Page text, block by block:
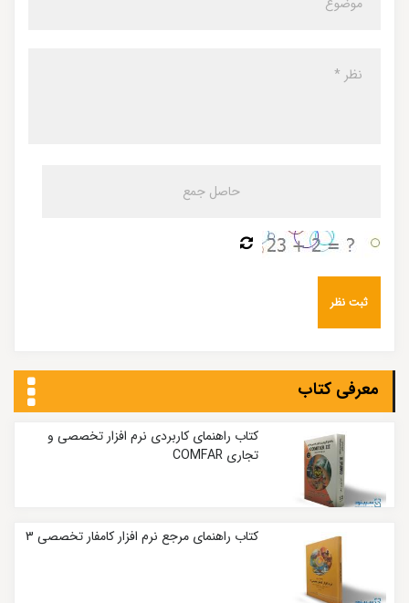
معرفی کتاب
کتاب راهنمای کاربردی نرم افزار تخصصی و
تجاری COMFAR
کتاب راهنمای مرجع نرم افزار کامفار تخصصی 3